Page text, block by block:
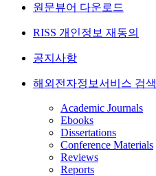
원문뷰어 다운로드
RISS 개인정보 재동의
공지사항
해외전자정보서비스 검색
Academic Journals
Ebooks
Dissertations
Conference Materials
Reviews
Reports